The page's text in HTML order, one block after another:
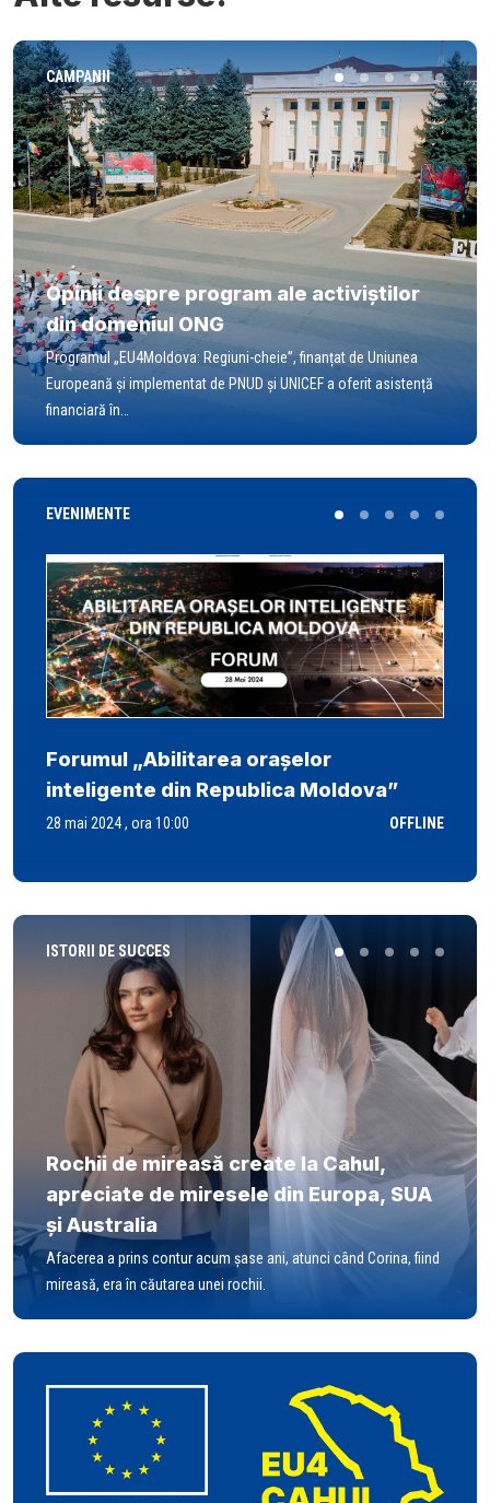
CAMPANII
Opinii despre program ale activiștilor
din domeniul ONG
Programul „EU4Moldova: Regiuni-cheie”, finanțat de Uniunea
Europeană și implementat de PNUD și UNICEF a oferit asistență
financiară în…
EVENIMENTE
Forumul „Abilitarea orașelor
inteligente din Republica Moldova”
28 mai 2024 , ora 10:00 OFFLINE
ISTORII DE SUCCES
Rochii de mireasă create la Cahul,
apreciate de miresele din Europa, SUA
și Australia
Afacerea a prins contur acum șase ani, atunci când Corina, fiind
mireasă, era în căutarea unei rochii.